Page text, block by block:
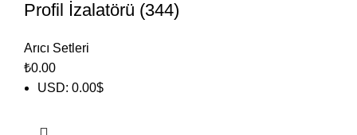
Profil İzalatörü (344)
Arıcı Setleri
₺0.00
USD: 0.00$